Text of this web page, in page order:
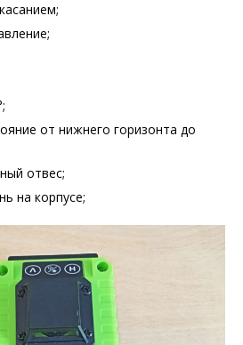
от нижнего горизонта до
отвес;
на корпусе;